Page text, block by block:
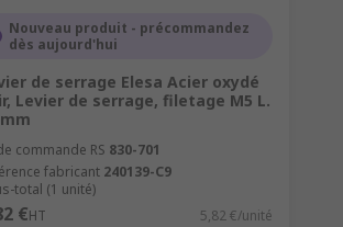
un écrou ou par
entre deux
Nouveau produit - précommandez
dès aujourd'hui
de serrage Elesa Acier oxydé
Levier de serrage, filetage M5 L.
commande RS 830-701
fabricant 240139-C9
total (1 unité)
€HT 5,82 €/unité